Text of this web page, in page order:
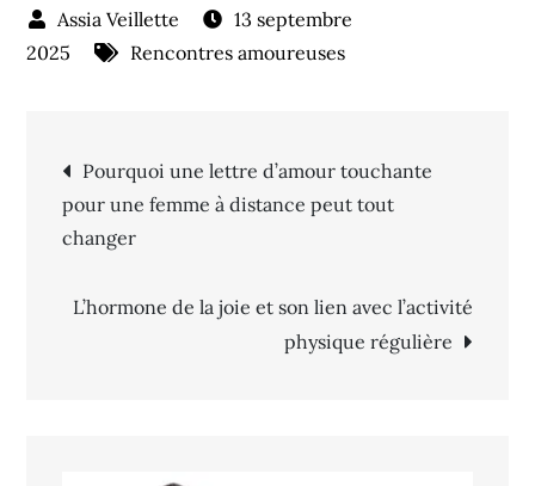
13 septembre
2025
Rencontres amoureuses
Navigation
de
l’article
Pourquoi une lettre d’amour touchante
pour une femme à distance peut tout
changer
L’hormone de la joie et son lien avec l’activité
physique régulière